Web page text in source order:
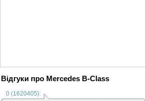
Відгуки про Mercedes B-Class
0 (1620405):